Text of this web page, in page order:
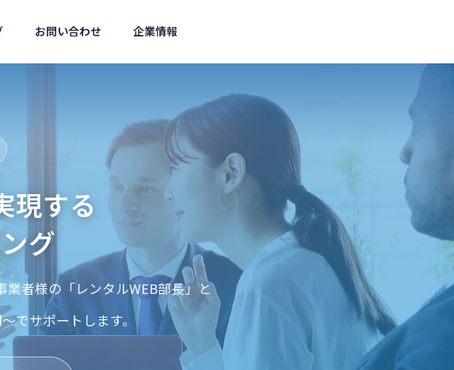
お問い合わせ 企業情報
サジェスト対策
（サジェスト広
告）
コスパ良く集客を実
現！
報の矛盾はどう直す？G
最新見解と対策
サイト内検索ページはブロッ
ク必要？Google最新見解
AIに
3%へ
アクセス
Access
現する
グ
者様の「レンタルWEB部長」と
でサポートします。